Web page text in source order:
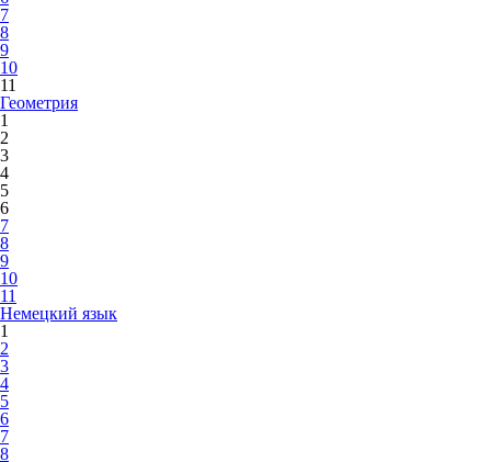
7
8
9
10
11
Геометрия
1
2
3
4
5
6
7
8
9
10
11
Немецкий язык
1
2
3
4
5
6
7
8